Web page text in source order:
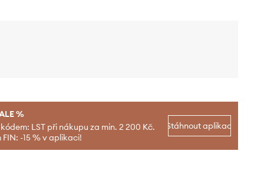
%
LST při nákupu za min. 2 200 Kč.
FIN: -15 % v aplikaci!
Stáhnout aplikaci